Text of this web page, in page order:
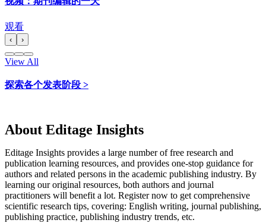
观看
‹ ›
View All
探索各个发表阶段 >
About Editage Insights
Editage Insights provides a large number of free research and
publication learning resources, and provides one-stop guidance for
authors and related persons in the academic publishing industry. By
learning our original resources, both authors and journal
practitioners will benefit a lot. Register now to get comprehensive
scientific research tips, covering: English writing, journal publishing,
publishing practice, publishing industry trends, etc.